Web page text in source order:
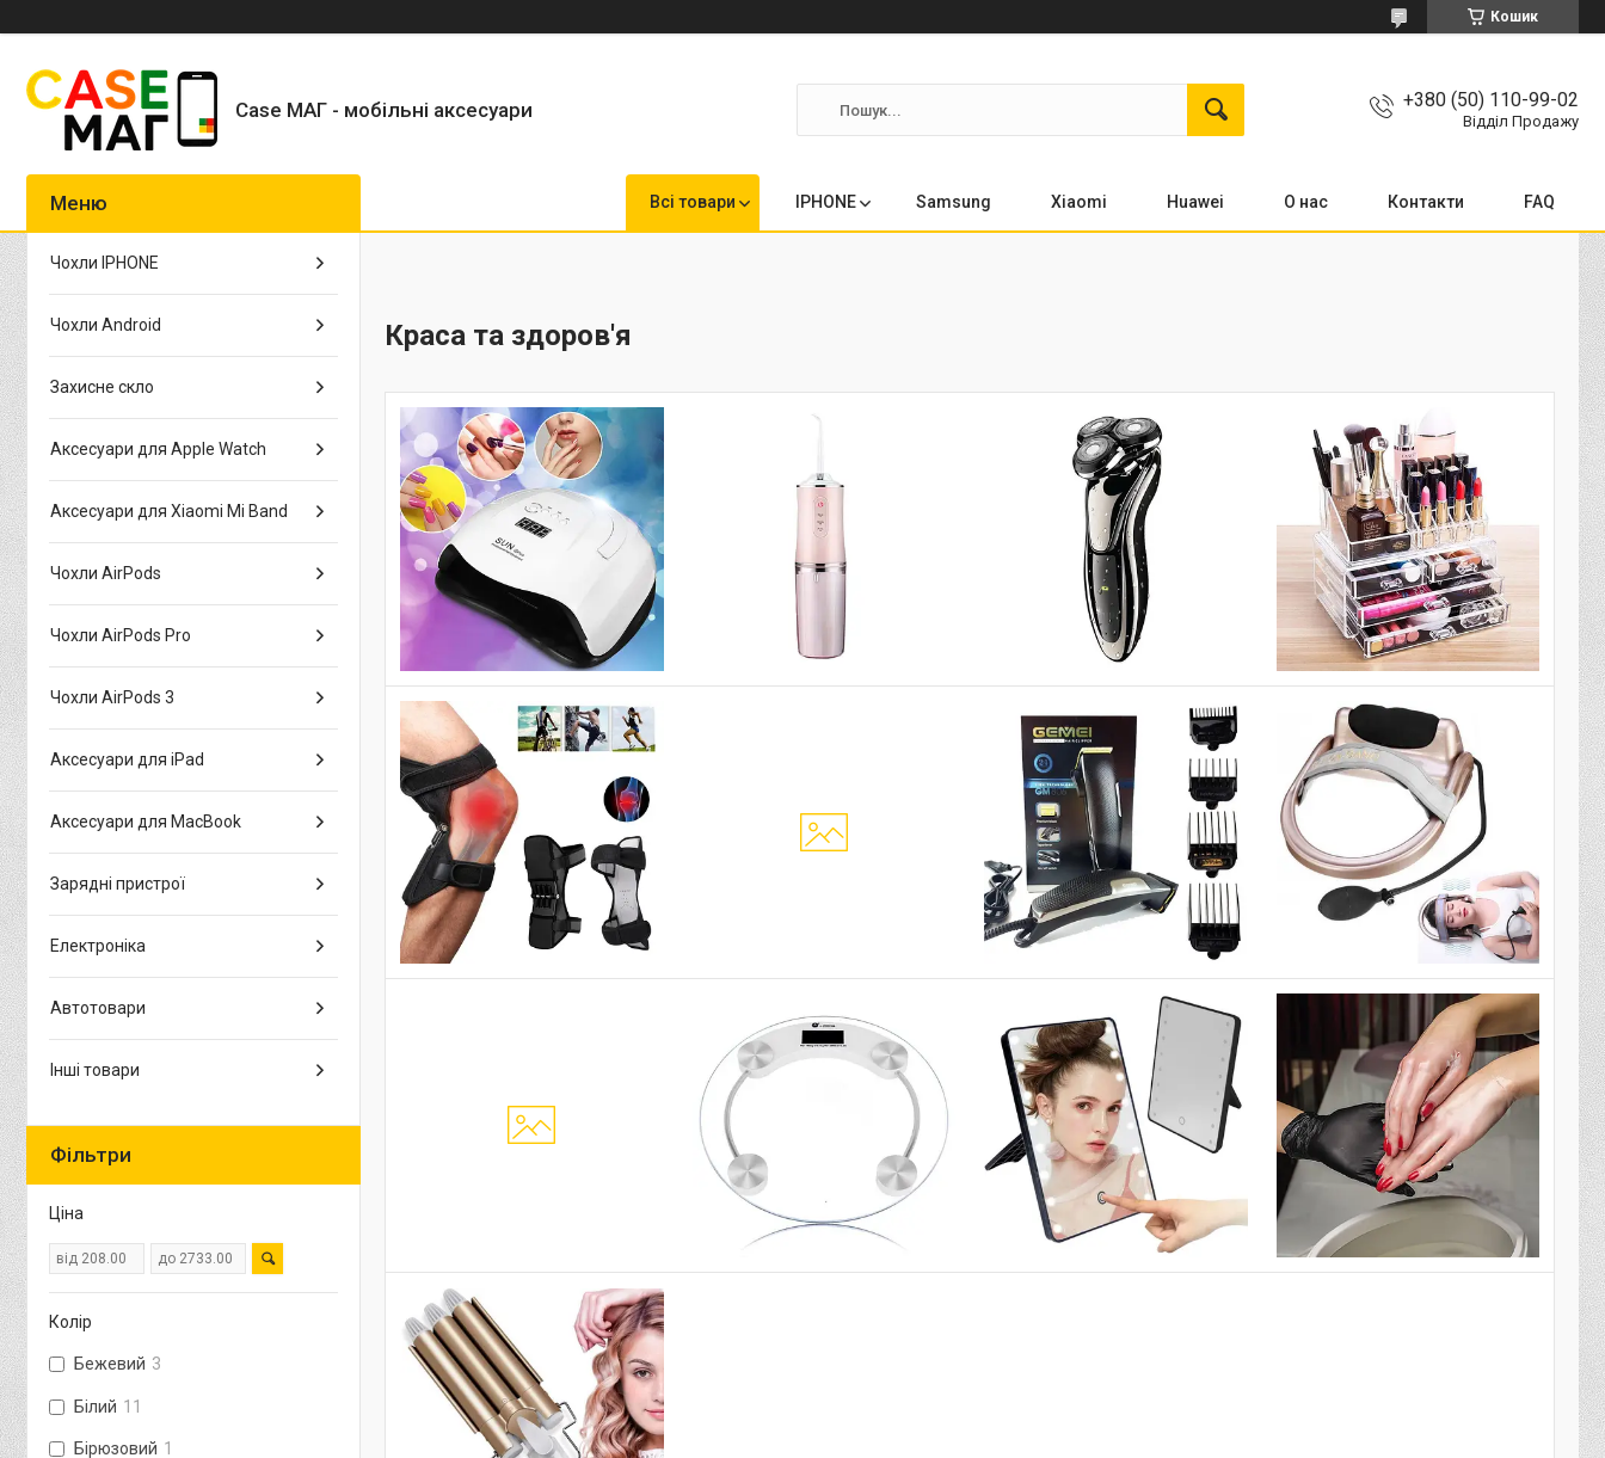
Кошик
Case МАГ - мобільні аксесуари +380 (50) 110-99-02
Відділ Продажу
Всі товари IPHONE Samsung Xiaomi Huawei О нас Контакти FAQ
Краса та здоров'я
Чохли IPHONE
Чохли Android
Захисне скло
Аксесуари для Apple Watch
Аксесуари для Xiaomi Mi Band
Чохли AirPods
Чохли AirPods Pro
Чохли AirPods 3
Аксесуари для iPad
Аксесуари для MacBook
Зарядні пристрої
Електроніка
Автотовари
Інші товари
Фільтри
Ціна
Колір
Бежевий 3
Білий 11
Бірюзовий 1